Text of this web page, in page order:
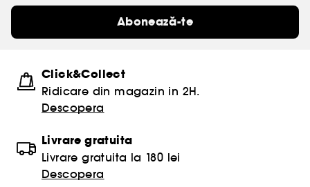
Abonează-te
Click&Collect
Ridicare din magazin in 2H.
Descopera
Livrare gratuita
Livrare gratuita la 180 lei
Descopera